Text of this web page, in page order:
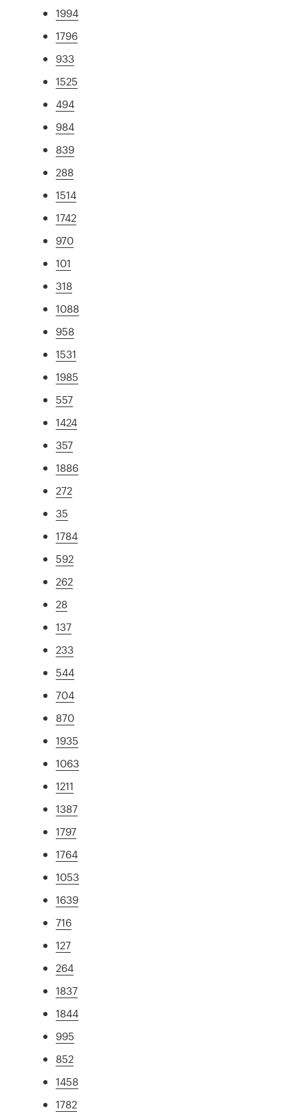
1994
1796
933
1525
494
984
839
288
1514
1742
970
101
318
1088
958
1531
1985
557
1424
357
1886
272
35
1784
592
262
28
137
233
544
704
870
1935
1063
1211
1387
1797
1764
1053
1639
716
127
264
1837
1844
995
852
1458
1782